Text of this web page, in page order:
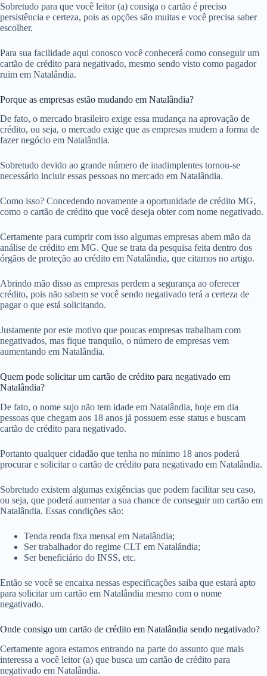
Sobretudo para que você leitor (a) consiga o cartão é preciso
persistência e certeza, pois as opções são muitas e você precisa saber
escolher.
Para sua facilidade aqui conosco você conhecerá como conseguir um
cartão de crédito para negativado, mesmo sendo visto como pagador
ruim em Natalândia.
Porque as empresas estão mudando em Natalândia?
De fato, o mercado brasileiro exige essa mudança na aprovação de
crédito, ou seja, o mercado exige que as empresas mudem a forma de
fazer negócio em Natalândia.
Sobretudo devido ao grande número de inadimplentes tornou-se
necessário incluir essas pessoas no mercado em Natalândia.
Como isso? Concedendo novamente a oportunidade de crédito MG,
como o cartão de crédito que você deseja obter com nome negativado.
Certamente para cumprir com isso algumas empresas abem mão da
análise de crédito em MG. Que se trata da pesquisa feita dentro dos
órgãos de proteção ao crédito em Natalândia, que citamos no artigo.
Abrindo mão disso as empresas perdem a segurança ao oferecer
crédito, pois não sabem se você sendo negativado terá a certeza de
pagar o que está solicitando.
Justamente por este motivo que poucas empresas trabalham com
negativados, mas fique tranquilo, o número de empresas vem
aumentando em Natalândia.
Quem pode solicitar um cartão de crédito para negativado em
Natalândia?
De fato, o nome sujo não tem idade em Natalândia, hoje em dia
pessoas que chegam aos 18 anos já possuem esse status e buscam
cartão de crédito para negativado.
Portanto qualquer cidadão que tenha no mínimo 18 anos poderá
procurar e solicitar o cartão de crédito para negativado em Natalândia.
Sobretudo existem algumas exigências que podem facilitar seu caso,
ou seja, que poderá aumentar a sua chance de conseguir um cartão em
Natalândia. Essas condições são:
Tenda renda fixa mensal em Natalândia;
Ser trabalhador do regime CLT em Natalândia;
Ser beneficiário do INSS, etc.
Então se você se encaixa nessas especificações saiba que estará apto
para solicitar um cartão em Natalândia mesmo com o nome
negativado.
Onde consigo um cartão de crédito em Natalândia sendo negativado?
Certamente agora estamos entrando na parte do assunto que mais
interessa a você leitor (a) que busca um cartão de crédito para
negativado em Natalândia.